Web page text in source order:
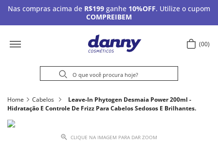
Nas compras acima de R$199 ganhe 10%OFF. Utilize o cupom
COMPREIBEM
00
Home Cabelos
Leave-In Phytogen Desmaia Power 200ml -
Hidratação E Controle De Frizz Para Cabelos Sedosos E Brilhantes.
CLIQUE NA IMAGEM PARA DAR ZOOM